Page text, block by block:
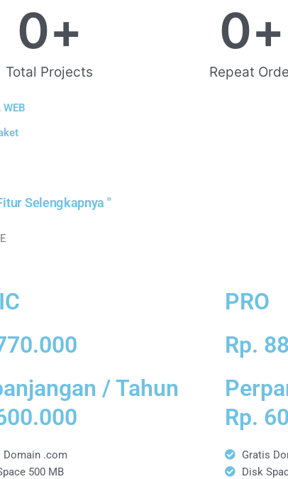
Total Projects
0+
Repeat
0+
WEB
Selengkapnya "
/ Tahun
Domain .com
500 MB
PRO
Rp.
Rp.
Gratis
Disk